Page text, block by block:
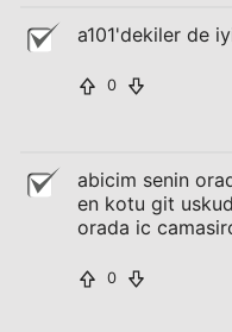
a101'dekiler de
0
abicim senin
en kotu git
orada ic
0